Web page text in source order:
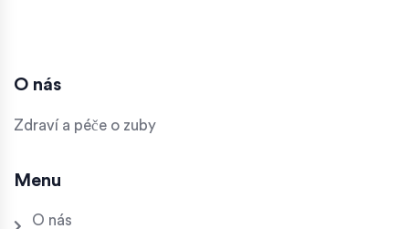
O nás
Zdraví a péče o zuby
Menu
O nás